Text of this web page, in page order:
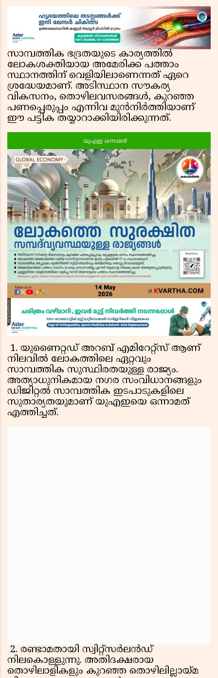
സാമ്പത്തിക ഭദ്രതയുടെ കാര്യത്തിൽ
ലോകശക്തിയായ അമേരിക്ക പത്താം
സ്ഥാനത്തിന് വെളിയിലാണെന്നത് ഏറെ
ശ്രദ്ധേയമാണ്. അടിസ്ഥാന സൗകര്യ
വികസനം, തൊഴിലവസരങ്ങൾ, കുറഞ്ഞ
പണപ്പെരുപ്പം എന്നിവ മുൻനിർത്തിയാണ്
ഈ പട്ടിക തയ്യാറാക്കിയിരിക്കുന്നത്.
1. യുണൈറ്റഡ് അറബ് എമിറേറ്റ്സ് ആണ്
നിലവിൽ ലോകത്തിലെ ഏറ്റവും
സാമ്പത്തിക സുസ്ഥിരതയുള്ള രാജ്യം.
അത്യാധുനികമായ നഗര സംവിധാനങ്ങളും
ഡിജിറ്റൽ സാമ്പത്തിക ഇടപാടുകളിലെ
സുതാര്യതയുമാണ് യുഎഇയെ ഒന്നാമത്
എത്തിച്ചത്.
2. രണ്ടാമതായി സ്വിറ്റ്സർലൻഡ്
നിലകൊള്ളുന്നു. അതിദക്ഷരായ
തൊഴിലാളികളും കുറഞ്ഞ തൊഴിലില്ലായ്മ